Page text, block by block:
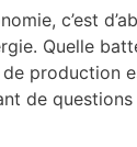
c’est
Quelle
de production
de questions